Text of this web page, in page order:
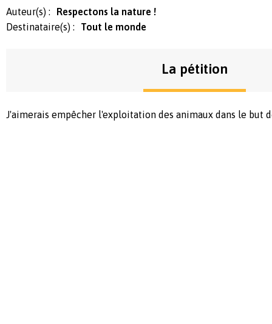
Auteur(s) :
Respectons la nature !
Destinataire(s) :
Tout le monde
La pétition
J'aimerais empêcher l'exploitation des animaux dans le but